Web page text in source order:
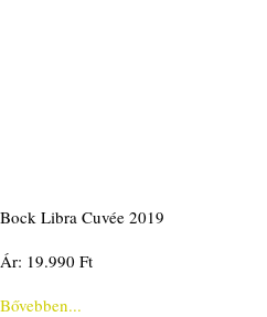
Bock Libra Cuvée 2019
Ár: 19.990 Ft
Bővebben...